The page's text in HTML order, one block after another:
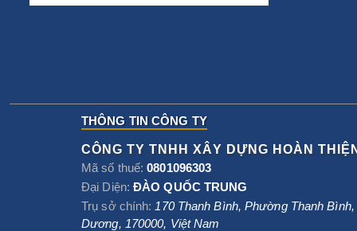
THÔNG TIN CÔNG TY
CÔNG TY TNHH XÂY DỰNG HOÀN
Mã số thuế:0801096303
Đại Diện: ĐÀO QUỐC TRUNG
Trụ sở chính: 170 Thanh Bình, Phường Thanh Bình,
Dương, 170000, Việt Nam